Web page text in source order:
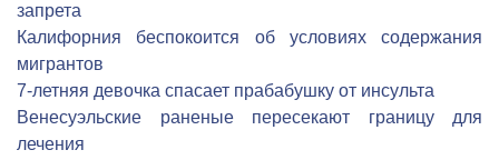
запрета
Калифорния беспокоится об условиях содержания
мигрантов
7-летняя девочка спасает прабабушку от инсульта
Венесуэльские раненые пересекают границу для
лечения